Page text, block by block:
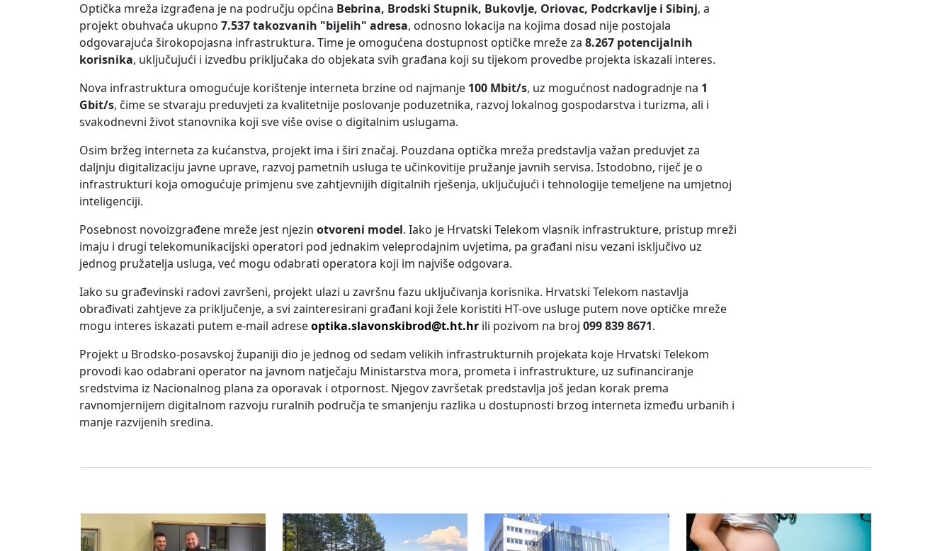
Optička mreža izgrađena je na području općina Bebrina, Brodski Stupnik, Bukovlje, Oriovac, Podcrkavlje i Sibinj, a
projekt obuhvaća ukupno 7.537 takozvanih "bijelih" adresa, odnosno lokacija na kojima dosad nije postojala
odgovarajuća širokopojasna infrastruktura. Time je omogućena dostupnost optičke mreže za 8.267 potencijalnih
korisnika, uključujući i izvedbu priključaka do objekata svih građana koji su tijekom provedbe projekta iskazali interes.
Nova infrastruktura omogućuje korištenje interneta brzine od najmanje 100 Mbit/s, uz mogućnost nadogradnje na 1
Gbit/s, čime se stvaraju preduvjeti za kvalitetnije poslovanje poduzetnika, razvoj lokalnog gospodarstva i turizma, ali i
svakodnevni život stanovnika koji sve više ovise o digitalnim uslugama.
Osim bržeg interneta za kućanstva, projekt ima i širi značaj. Pouzdana optička mreža predstavlja važan preduvjet za
daljnju digitalizaciju javne uprave, razvoj pametnih usluga te učinkovitije pružanje javnih servisa. Istodobno, riječ je o
infrastrukturi koja omogućuje primjenu sve zahtjevnijih digitalnih rješenja, uključujući i tehnologije temeljene na umjetnoj
inteligenciji.
Posebnost novoizgrađene mreže jest njezin otvoreni model. Iako je Hrvatski Telekom vlasnik infrastrukture, pristup mreži
imaju i drugi telekomunikacijski operatori pod jednakim veleprodajnim uvjetima, pa građani nisu vezani isključivo uz
jednog pružatelja usluga, već mogu odabrati operatora koji im najviše odgovara.
Iako su građevinski radovi završeni, projekt ulazi u završnu fazu uključivanja korisnika. Hrvatski Telekom nastavlja
obrađivati zahtjeve za priključenje, a svi zainteresirani građani koji žele koristiti HT-ove usluge putem nove optičke mreže
mogu interes iskazati putem e-mail adreseoptika.slavonskibrod@t.ht.hr ili pozivom na broj 099 839 8671.
Projekt u Brodsko-posavskoj županiji dio je jednog od sedam velikih infrastrukturnih projekata koje Hrvatski Telekom
provodi kao odabrani operator na javnom natječaju Ministarstva mora, prometa i infrastrukture, uz sufinanciranje
sredstvima iz Nacionalnog plana za oporavak i otpornost. Njegov završetak predstavlja još jedan korak prema
ravnomjernijem digitalnom razvoju ruralnih područja te smanjenju razlika u dostupnosti brzog interneta između urbanih i
manje razvijenih sredina.